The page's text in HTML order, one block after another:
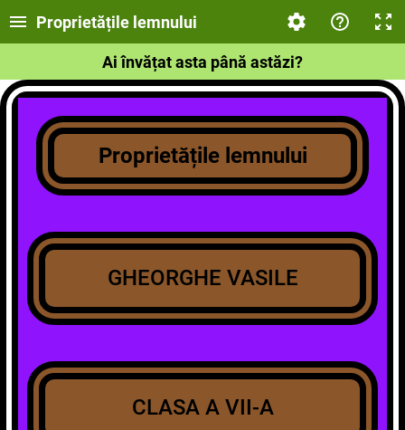
Proprietățile lemnului
Ai învățat asta până astăzi?
Proprietățile lemnului
GHEORGHE VASILE
CLASA A VII-A